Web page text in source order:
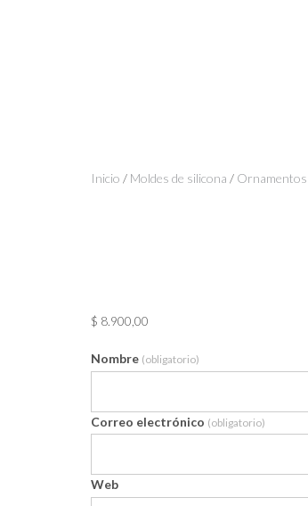
Inicio / Moldes de silicona / Ornamentos
$ 8.900,00
Nombre (obligatorio)
Correo electrónico (obligatorio)
Web